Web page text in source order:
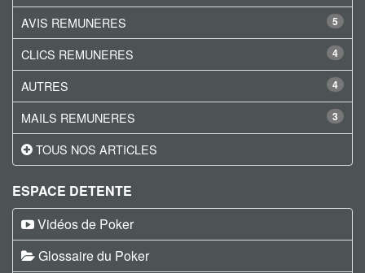
5
AVIS REMUNERES
4
CLICS REMUNERES
4
AUTRES
3
MAILS REMUNERES
TOUS NOS ARTICLES
ESPACE DETENTE
Vidéos de Poker
Glossaire du Poker